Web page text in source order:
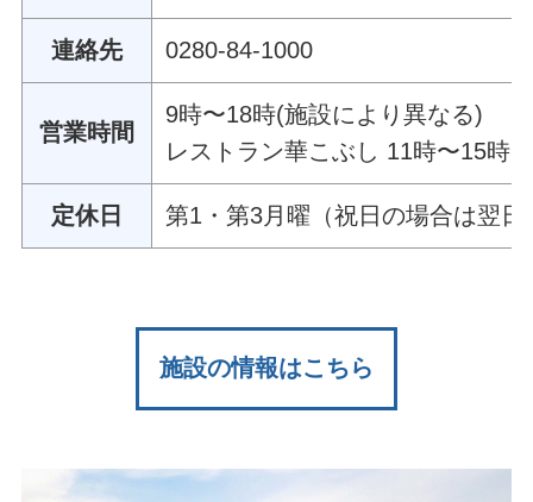
連絡先 0280-84-1000
営業時間
9時〜18時(施設により異なる)
レストラン華こぶし 11時〜15時
定休日 第1・第3月曜（祝日の場合は翌
施設の情報はこちら